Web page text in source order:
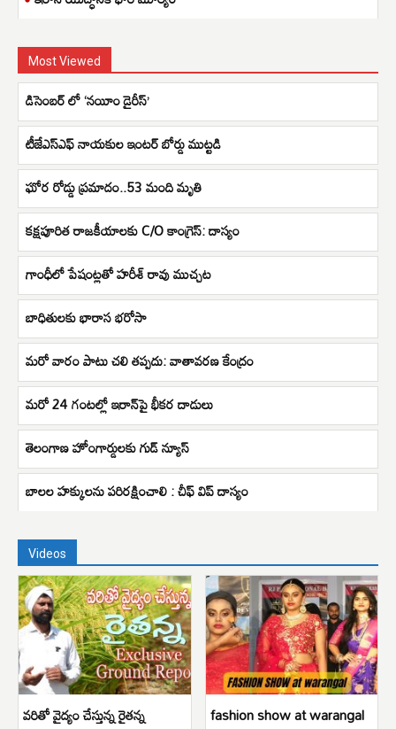
Most Viewed
డిసెంబర్‌ లో ‘నయీం డైరీస్‌’
టీజేఎస్ఎఫ్ నాయకుల ఇంటర్ బోర్డు ముట్టడి
ఘోర రోడ్డు ప్రమాదం..53 మంది మృతి
క‌క్ష‌పూరిత రాజ‌కీయాలకు C/O కాంగ్రెస్: దాస్యం
గాంధీలో పేషంట్లతో హరీశ్ రావు ముచ్చట
బాధితులకు భారాస భరోసా
మరో వారం పాటు చలి తప్పదు: వాతావరణ కేంద్రం
మరో 24 గంటల్లో ఇరాన్‌పై భీకర దాడులు
తెలంగాణ హోంగార్డులకు గుడ్ న్యూస్
బాలల హక్కులను పరిరక్షించాలి : చీఫ్ విప్ దాస్యం
Videos
వరితో వైద్యం చేస్తున్న రైతన్న fashion show at warangal